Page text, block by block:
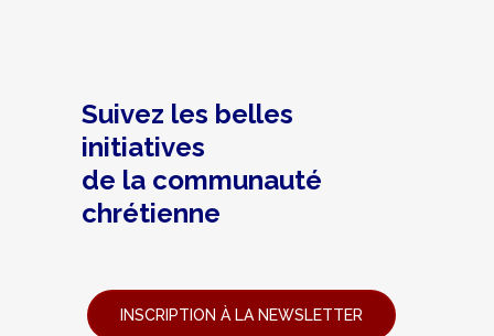
Suivez les belles
initiatives
de la communauté
chrétienne
INSCRIPTION À LA NEWSLETTER